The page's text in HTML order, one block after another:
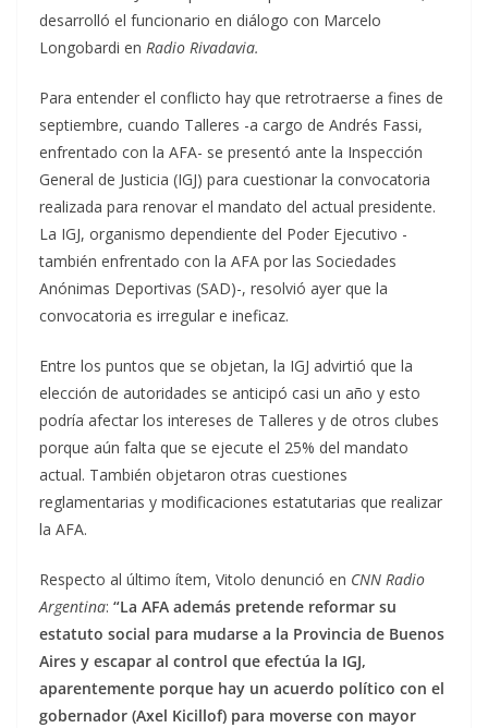
desarrolló el funcionario en diálogo con Marcelo
Longobardi en Radio Rivadavia.
Para entender el conflicto hay que retrotraerse a fines de
septiembre, cuando Talleres -a cargo de Andrés Fassi,
enfrentado con la AFA- se presentó ante la Inspección
General de Justicia (IGJ) para cuestionar la convocatoria
realizada para renovar el mandato del actual presidente.
La IGJ, organismo dependiente del Poder Ejecutivo -
también enfrentado con la AFA por las Sociedades
Anónimas Deportivas (SAD)-, resolvió ayer que la
convocatoria es irregular e ineficaz.
Entre los puntos que se objetan, la IGJ advirtió que la
elección de autoridades se anticipó casi un año y esto
podría afectar los intereses de Talleres y de otros clubes
porque aún falta que se ejecute el 25% del mandato
actual. También objetaron otras cuestiones
reglamentarias y modificaciones estatutarias que realizar
la AFA.
Respecto al último ítem, Vitolo denunció en CNN Radio
Argentina: “La AFA además pretende reformar su
estatuto social para mudarse a la Provincia de Buenos
Aires y escapar al control que efectúa la IGJ,
aparentemente porque hay un acuerdo político con el
gobernador (Axel Kicillof) para moverse con mayor